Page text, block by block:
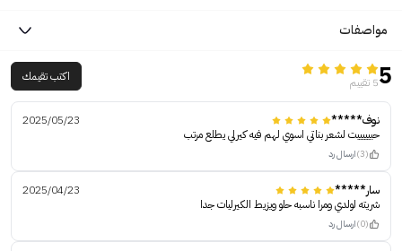
مواصفات
55 تقييم اكتب تقيمك
نوف*****
2025/05/23
حبيييييت لشعر بناتي اسوي لهم فيه كيرلي يطلع مرتب
(3) ارسال رد
سار*****
2025/04/23
شريته لولدي ومرا ناسبه حلو ويزيط الكيرليات جدا
(0) ارسال رد